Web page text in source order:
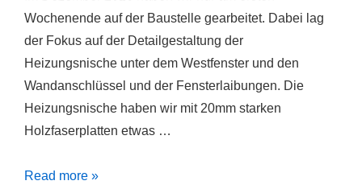
Wochenende auf der Baustelle gearbeitet. Dabei lag
der Fokus auf der Detailgestaltung der
Heizungsnische unter dem Westfenster und den
Wandanschlüssel und der Fensterlaibungen. Die
Heizungsnische haben wir mit 20mm starken
Holzfaserplatten etwas …
Baustelle
Read more »